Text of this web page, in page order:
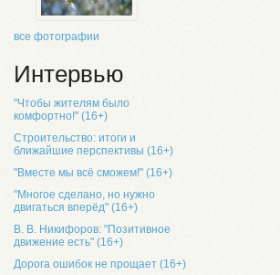
все фотографии
Интервью
"Чтобы жителям было
комфортно!" (16+)
Строительство: итоги и
ближайшие перспективы (16+)
"Вместе мы всё сможем!" (16+)
"Многое сделано, но нужно
двигаться вперёд" (16+)
В. В. Никифоров: "Позитивное
движение есть" (16+)
Дорога ошибок не прощает (16+)